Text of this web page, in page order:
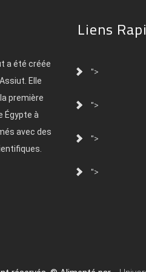
a été créée
Elle
première
Égypte à
avec des
Liens
">
">
">
">